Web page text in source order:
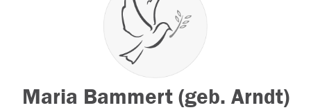
Maria Bammert (geb. Arndt)